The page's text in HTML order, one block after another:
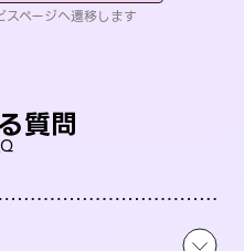
ページへ遷移します
質問